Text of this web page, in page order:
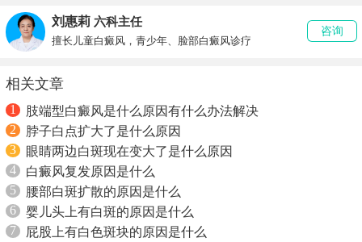
刘惠莉 六科主任
擅长儿童白癜风，青少年、脸部白癜风诊疗
咨询
相关文章
1
肢端型白癜风是什么原因有什么办法解决
2
脖子白点扩大了是什么原因
3
眼睛两边白斑现在变大了是什么原因
4
白癜风复发原因是什么
5
腰部白斑扩散的原因是什么
6
婴儿头上有白斑的原因是什么
7
屁股上有白色斑块的原因是什么